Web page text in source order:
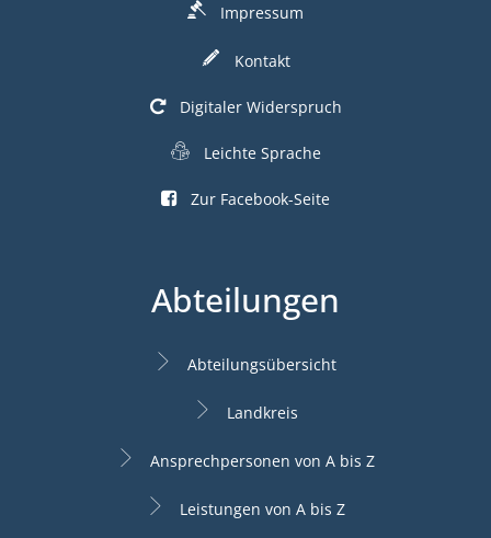
Impressum
Kontakt
Digitaler Widerspruch
Leichte Sprache
Zur Facebook-Seite
Abteilungen
Abteilungsübersicht
Landkreis
Ansprechpersonen von A bis Z
Leistungen von A bis Z